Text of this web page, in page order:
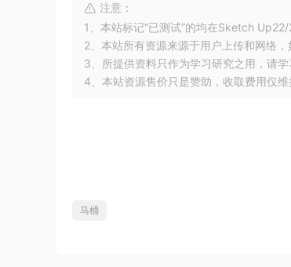
注意：
1、本站标记“已测试”的均在Sketch Up22/
2、本站所有资源来源于用户上传和网络，
3、所提供资料只作为学习研究之用，请
4、本站资源售价只是赞助，收取费用仅
马桶